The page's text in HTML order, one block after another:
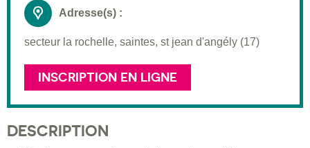
Adresse(s) :
secteur la rochelle, saintes, st jean d'angély (17)
INSCRIPTION EN LIGNE
DESCRIPTION